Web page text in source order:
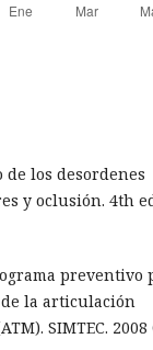
de los desordenes
y oclusión. 4th
preventivo
la articulación
SIMTEC. 2008